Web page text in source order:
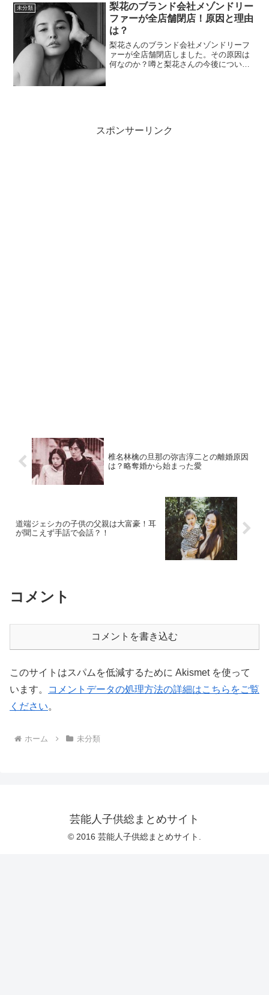
未分類
梨花のブランド会社メゾンドリー
ファーが全店舗閉店！原因と理由
は？
梨花さんのブランド会社メゾンドリーフ
ァーが全店舗閉店しました。その原因は
何なのか？噂と梨花さんの今後について
スポンサーリンク
椎名林檎の旦那の弥吉淳二との離婚原因
は？略奪婚から始まった愛
道端ジェシカの子供の父親は大富豪！耳
が聞こえず手話で会話？！
コメント
コメントを書き込む
このサイトはスパムを低減するために Akismet を使って
います。
コメントデータの処理方法の詳細はこちらをご覧
ください。
ホーム 未分類
芸能人子供総まとめサイト
© 2016 芸能人子供総まとめサイト.